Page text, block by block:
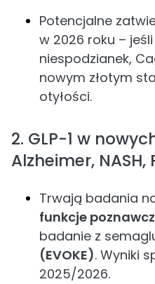
Potencjalne
w 2026 roku –
niespodzianek,
nowym złotym
otyłości.
2. GLP-1 w
Alzheimer, NASH,
Trwają badania
funkcje
badanie z
(EVOKE). Wyniki
2025/2026.